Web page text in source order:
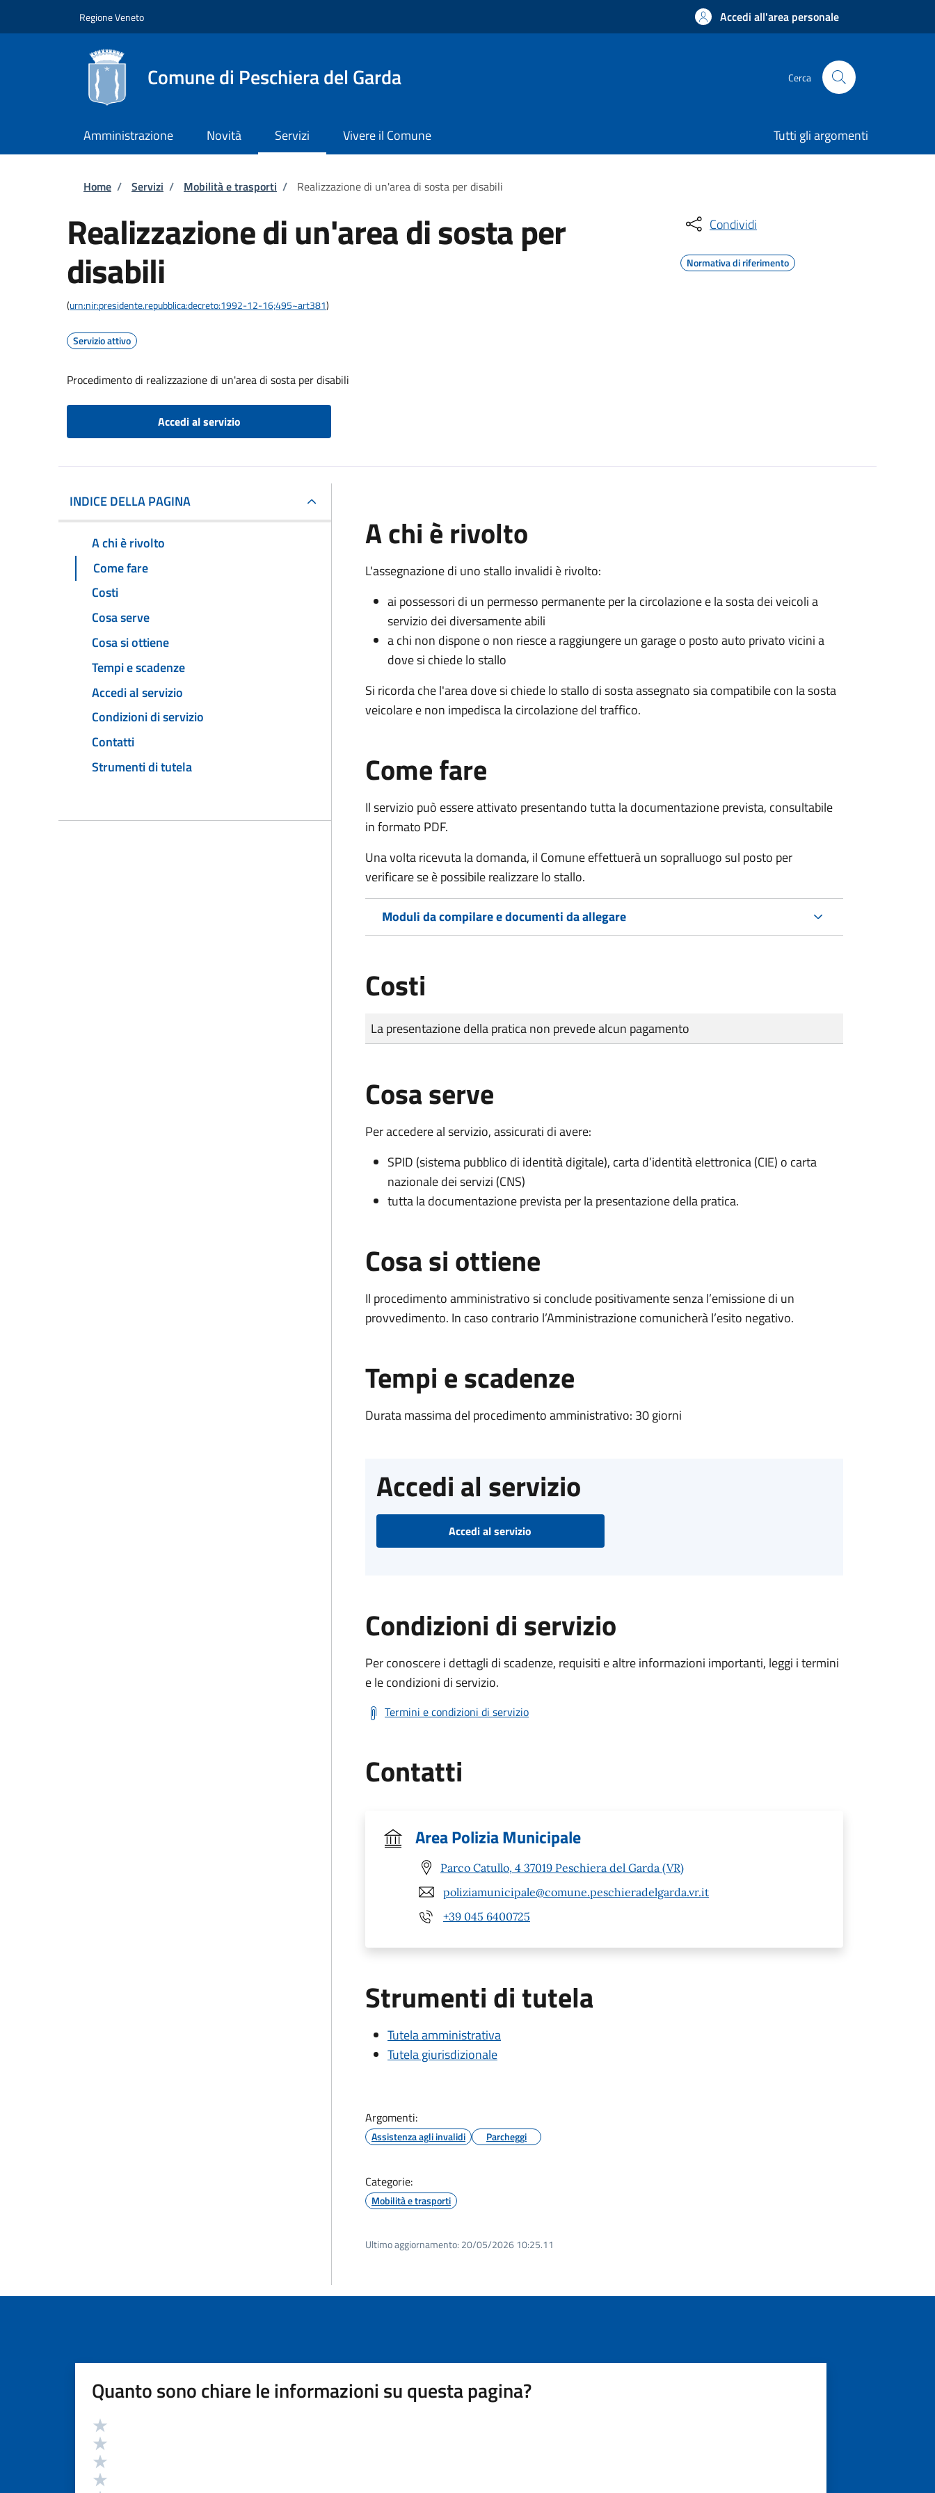
Regione Veneto Accedi all'area personale
Comune di Peschiera del Garda Cerca
Amministrazione Novità Servizi Vivere il Comune Tutti gli argomenti
Briciole di pane
Home / Servizi / Mobilità e trasporti / Realizzazione di un'area di sosta per disabili
Realizzazione di un'area di sosta per
disabili
(urn:nir:presidente.repubblica:decreto:1992-12-16;495~art381)
Servizio attivo
Procedimento di realizzazione di un'area di sosta per disabili
Accedi al servizio
Condividi
Normativa di riferimento
INDICE DELLA PAGINA
A chi è rivolto
Come fare
Costi
Cosa serve
Cosa si ottiene
Tempi e scadenze
Accedi al servizio
Condizioni di servizio
Contatti
Strumenti di tutela
A chi è rivolto
L'assegnazione di uno stallo invalidi è rivolto:
ai possessori di un permesso permanente per la circolazione e la sosta dei veicoli a
servizio dei diversamente abili
a chi non dispone o non riesce a raggiungere un garage o posto auto privato vicini a
dove si chiede lo stallo
Si ricorda che l'area dove si chiede lo stallo di sosta assegnato sia compatibile con la sosta
veicolare e non impedisca la circolazione del traffico.
Come fare
Il servizio può essere attivato presentando tutta la documentazione prevista, consultabile
in formato PDF.
Una volta ricevuta la domanda, il Comune effettuerà un sopralluogo sul posto per
verificare se è possibile realizzare lo stallo.
Moduli da compilare e documenti da allegare
Costi
Tipo di pagamento
Importo
La presentazione della pratica non prevede alcun pagamento
Cosa serve
Per accedere al servizio, assicurati di avere:
SPID (sistema pubblico di identità digitale), carta d’identità elettronica (CIE) o carta
nazionale dei servizi (CNS)
tutta la documentazione prevista per la presentazione della pratica.
Cosa si ottiene
Il procedimento amministrativo si conclude positivamente senza l’emissione di un
provvedimento. In caso contrario l’Amministrazione comunicherà l’esito negativo.
Tempi e scadenze
Durata massima del procedimento amministrativo: 30 giorni
Accedi al servizio
Accedi al servizio
Condizioni di servizio
Per conoscere i dettagli di scadenze, requisiti e altre informazioni importanti, leggi i termini
e le condizioni di servizio.
Termini e condizioni di servizio
Contatti
Area Polizia Municipale
Parco Catullo, 4 37019 Peschiera del Garda (VR)
poliziamunicipale@comune.peschieradelgarda.vr.it
+39 045 6400725
Strumenti di tutela
Tutela amministrativa
Tutela giurisdizionale
Argomenti:
Assistenza agli invalidi Parcheggi
Categorie:
Mobilità e trasporti
Ultimo aggiornamento: 20/05/2026 10:25.11
Quanto sono chiare le informazioni su questa pagina?
Valutazione